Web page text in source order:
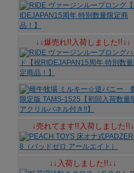
↓↓爆売れ!!入荷しました!!↓↓
↓売れてます!!入荷しました!!↓
↓↓入荷しました!!↓↓